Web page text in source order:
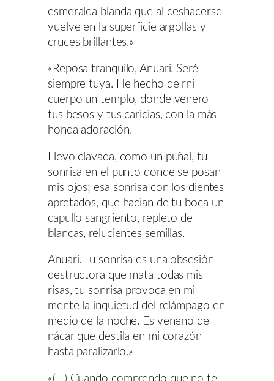
esmeralda blanda que al deshacerse
vuelve en la superficie argollas y
cruces brillantes.»
«Reposa tranquilo, Anuari. Seré
siempre tuya. He hecho de rni
cuerpo un templo, donde venero
tus besos y tus caricias, con la más
honda adoración.
Llevo clavada, como un puñal, tu
sonrisa en el punto donde se posan
mis ojos; esa sonrisa con los dientes
apretados, que hacian de tu boca un
capullo sangriento, repleto de
blancas, relucientes semillas.
Anuari. Tu sonrisa es una obsesión
destructora que mata todas mis
risas, tu sonrisa provoca en mi
mente la inquietud del relámpago en
medio de la noche. Es veneno de
nácar que destila en mi corazón
hasta paralizarlo.»